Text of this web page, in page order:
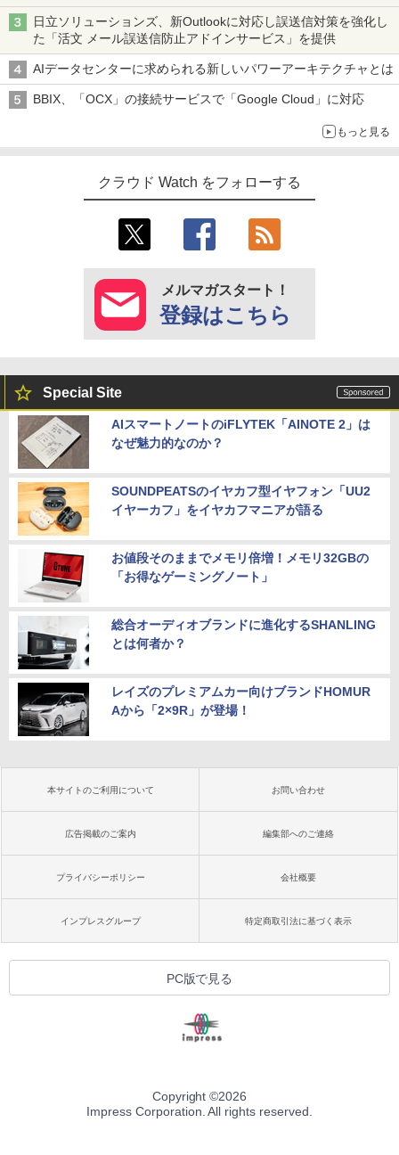
日立ソリューションズ、新Outlookに対応し誤送信対策を強化し
た「活文 メール誤送信防止アドインサービス」を提供
AIデータセンターに求められる新しいパワーアーキテクチャとは
BBIX、「OCX」の接続サービスで「Google Cloud」に対応
もっと見る
クラウド Watch をフォローする
メルマガスタート！
登録はこちら
Special Site
AIスマートノートのiFLYTEK「AINOTE 2」は
なぜ魅力的なのか？
SOUNDPEATSのイヤカフ型イヤフォン「UU2
イヤーカフ」をイヤカフマニアが語る
お値段そのままでメモリ倍増！メモリ32GBの
「お得なゲーミングノート」
総合オーディオブランドに進化するSHANLING
とは何者か？
レイズのプレミアムカー向けブランドHOMUR
Aから「2×9R」が登場！
本サイトのご利用について お問い合わせ
広告掲載のご案内 編集部へのご連絡
プライバシーポリシー 会社概要
インプレスグループ 特定商取引法に基づく表示
PC版で見る
Copyright ©2026
Impress Corporation. All rights reserved.